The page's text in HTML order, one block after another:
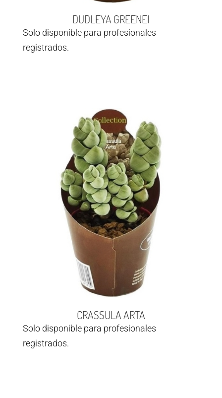
DUDLEYA GREENEI
Solo disponible para profesionales
registrados.
CRASSULA ARTA
Solo disponible para profesionales
registrados.